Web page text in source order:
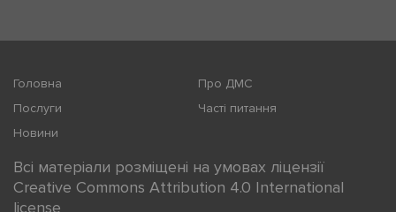
Головна
Про ДМС
Послуги
Часті питання
Новини
Всі матеріали розміщені на умовах ліцензії
Creative Commons Attribution 4.0 International
license